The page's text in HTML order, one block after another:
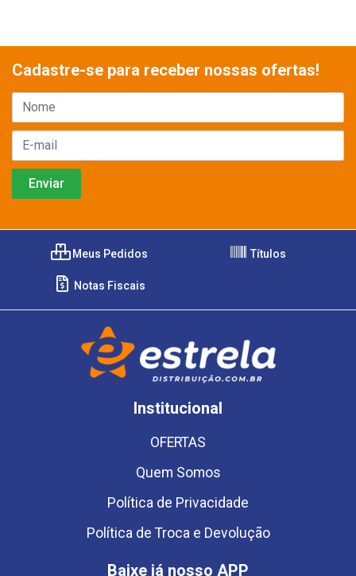
Cadastre-se para receber nossas ofertas!
Meus Pedidos Títulos
Notas Fiscais
Institucional
OFERTAS
Quem Somos
Política de Privacidade
Política de Troca e Devolução
Baixe já nosso APP